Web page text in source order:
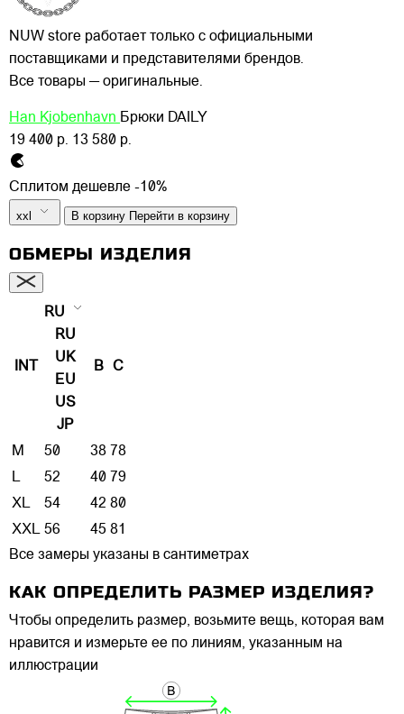
NUW store работает только с официальными
поставщиками и представителями брендов.
Все товары — оригинальные.
Han Kjobenhavn Брюки DAILY
19 400 р. 13 580 р.
Сплитом дешевле -10%
xxl В корзину Перейти в корзину
ОБМЕРЫ ИЗДЕЛИЯ
INT
RU
RU
UK
EU
US
JP
B C
M 50 38 78
L
52 40 79
XL
54 42 80
XXL 56 45 81
Все замеры указаны в сантиметрах
КАК ОПРЕДЕЛИТЬ РАЗМЕР ИЗДЕЛИЯ?
Чтобы определить размер, возьмите вещь, которая вам
нравится и измерьте ее по линиям, указанным на
иллюстрации